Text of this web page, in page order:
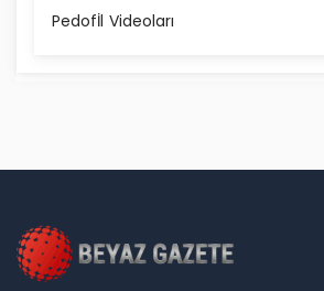
Pedofİl Videoları